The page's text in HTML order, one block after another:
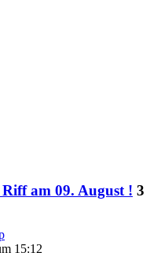
am 09. August ! 3
15:12